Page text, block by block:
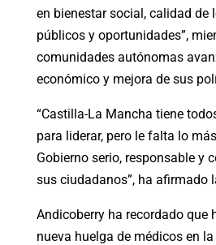
en bienestar social, calidad de
públicos y oportunidades”,
comunidades autónomas
económico y mejora de sus
“Castilla-La Mancha tiene
para liderar, pero le falta lo
Gobierno serio, responsable y
sus ciudadanos”, ha afirmado
Andicoberry ha recordado que
nueva huelga de médicos en